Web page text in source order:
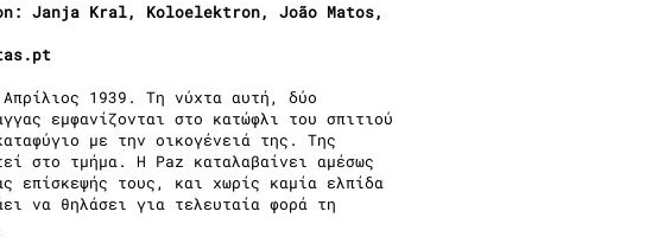
Janja Kral, Koloelektron, João Matos,
1939. Τη νύχτα αυτή, δύο
εμφανίζονται στο κατώφλι του σπιτιού
με την οικογένειά της. Της
στο τμήμα. Η Paz καταλαβαίνει αμέσως
επίσκεψής τους, και χωρίς καμία ελπίδα
να θηλάσει για τελευταία φορά τη